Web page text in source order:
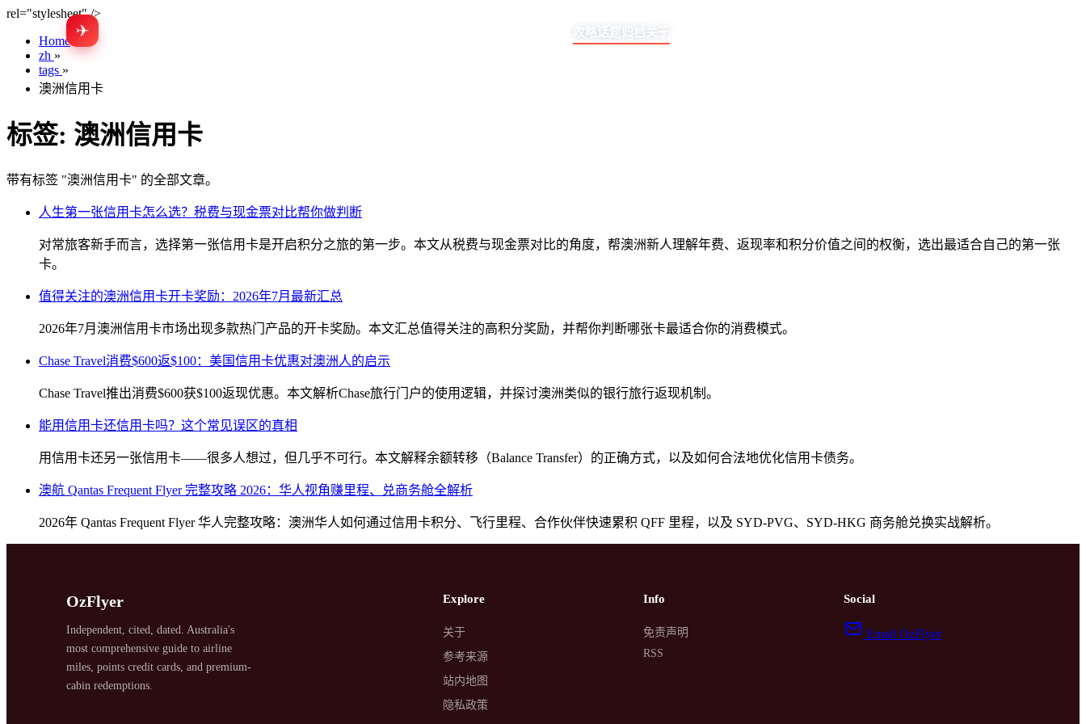
rel="stylesheet" />
✈ 攻略 话题 归档 关于
SYDNEY · INDEPENDENT · EST. 2026
Home
zh »
tags »
澳洲信用卡
标签: 澳洲信用卡
带有标签 "澳洲信用卡" 的全部文章。
人生第一张信用卡怎么选？税费与现金票对比帮你做判断
对常旅客新手而言，选择第一张信用卡是开启积分之旅的第一步。本文从税费与现金票对比的角度，帮澳洲新人理解年费、返现率和积分价值之间的权衡，选出最适合自己的第一张
卡。
值得关注的澳洲信用卡开卡奖励：2026年7月最新汇总
2026年7月澳洲信用卡市场出现多款热门产品的开卡奖励。本文汇总值得关注的高积分奖励，并帮你判断哪张卡最适合你的消费模式。
Chase Travel消费$600返$100：美国信用卡优惠对澳洲人的启示
Chase Travel推出消费$600获$100返现优惠。本文解析Chase旅行门户的使用逻辑，并探讨澳洲类似的银行旅行返现机制。
能用信用卡还信用卡吗？这个常见误区的真相
用信用卡还另一张信用卡——很多人想过，但几乎不可行。本文解释余额转移（Balance Transfer）的正确方式，以及如何合法地优化信用卡债务。
澳航 Qantas Frequent Flyer 完整攻略 2026：华人视角赚里程、兑商务舱全解析
2026年 Qantas Frequent Flyer 华人完整攻略：澳洲华人如何通过信用卡积分、飞行里程、合作伙伴快速累积 QFF 里程，以及 SYD-PVG、SYD-HKG 商务舱兑换实战解析。
OzFlyer
Independent, cited, dated. Australia's
most comprehensive guide to airline
miles, points credit cards, and premium-
cabin redemptions.
Explore
关于
参考来源
站内地图
隐私政策
Info
免责声明
RSS
Social
Email OzFlyer